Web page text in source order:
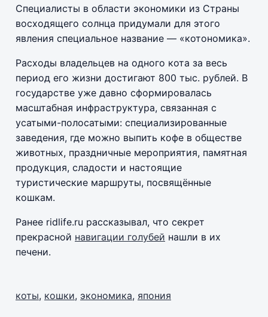
Специалисты в области экономики из Страны
восходящего солнца придумали для этого
явления специальное название — «котономика».
Расходы владельцев на одного кота за весь
период его жизни достигают 800 тыс. рублей. В
государстве уже давно сформировалась
масштабная инфраструктура, связанная с
усатыми-полосатыми: специализированные
заведения, где можно выпить кофе в обществе
животных, праздничные мероприятия, памятная
продукция, сладости и настоящие
туристические маршруты, посвящённые
кошкам.
Ранее ridlife.ru рассказывал, что секрет
прекрасной навигации голубей нашли в их
печени.
коты, кошки, экономика, япония